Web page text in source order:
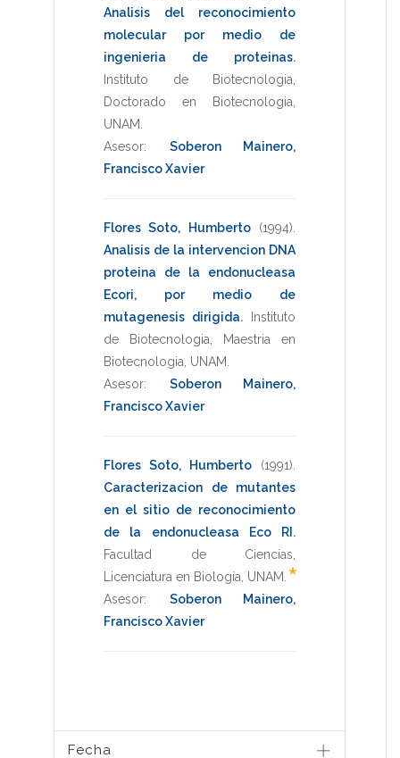
Analisis del reconocimiento
molecular por medio de
ingenieria de proteinas.
Instituto de Biotecnologia
Doctorado en Biotecnologia
UNAM
Asesor: Soberon Mainero,
Francisco Xavier
Flores Soto, Humberto (1994)
Analisis de la intervencion DNA
proteina de la endonucleasa
Ecori, por medio de
mutagenesis dirigida.
Instituto
de Biotecnologia
Maestria en
Biotecnologia UNAM
Asesor: Soberon Mainero,
Francisco Xavier
Flores Soto, Humberto (1991)
Caracterizacion de mutantes
en el sitio de reconocimiento
de la endonucleasa Eco RI .
Facultad de Ciencias
Licenciatura en Biología UNAM *
Asesor: Soberon Mainero,
Francisco Xavier
Fecha